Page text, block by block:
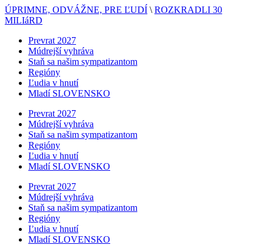
ÚPRIMNE, ODVÁŽNE, PRE ĽUDÍ \ ROZKRADLI 30
MILIáRD
Prevrat 2027
Múdrejší vyhráva
Staň sa našim sympatizantom
Regióny
Ľudia v hnutí
Mladí SLOVENSKO
Prevrat 2027
Múdrejší vyhráva
Staň sa našim sympatizantom
Regióny
Ľudia v hnutí
Mladí SLOVENSKO
Prevrat 2027
Múdrejší vyhráva
Staň sa našim sympatizantom
Regióny
Ľudia v hnutí
Mladí SLOVENSKO